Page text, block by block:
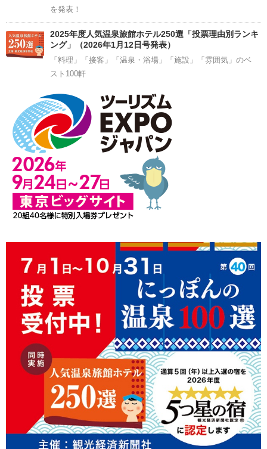
を発表！
2025年度人気温泉旅館ホテル250選「投票理由別ランキ
ング」（2026年1月12日号発表）
「料理」「接客」「温泉・浴場」「施設」「雰囲気」のベ
スト100軒